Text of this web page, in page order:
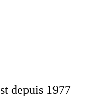
depuis 1977